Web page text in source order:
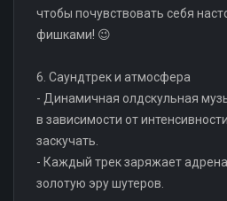
чтобы почувствовать себя
фишками! 😉
6. Саундтрек и атмосфера
- Динамичная олдскульная
в зависимости от
заскучать.
- Каждый трек заряжает
золотую эру шутеров.